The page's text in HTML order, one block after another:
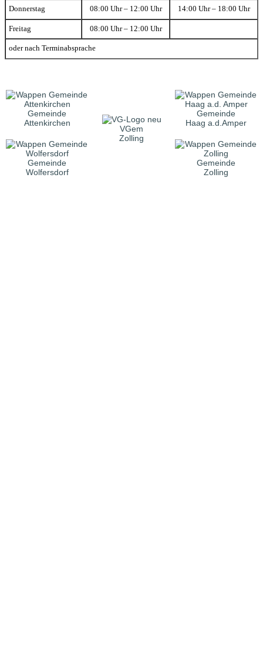
Donnerstag 08:00 Uhr – 12:00 Uhr 14:00 Uhr – 18:00 Uhr
Freitag 08:00 Uhr – 12:00 Uhr
oder nach Terminabsprache
Gemeinde
Attenkirchen
VGem
Zolling
Gemeinde
Haag a.d.Amper
Gemeinde
Wolfersdorf
Gemeinde
Zolling